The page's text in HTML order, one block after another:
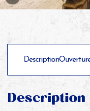
Description
Description